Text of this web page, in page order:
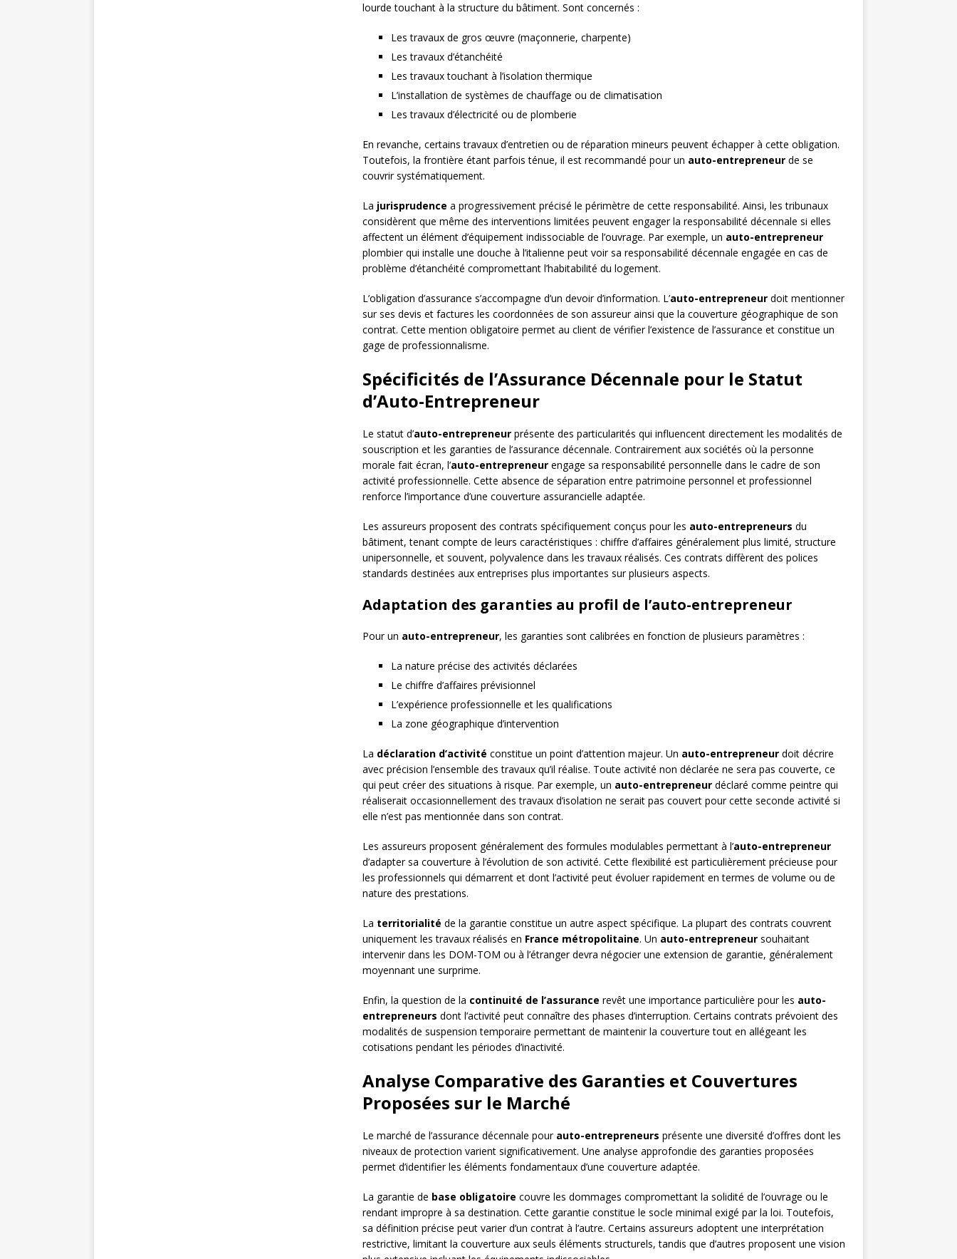
lourde touchant à la structure du bâtiment. Sont concernés :
Les travaux de gros œuvre (maçonnerie, charpente)
Les travaux d’étanchéité
Les travaux touchant à l’isolation thermique
L’installation de systèmes de chauffage ou de climatisation
Les travaux d’électricité ou de plomberie
En revanche, certains travaux d’entretien ou de réparation mineurs peuvent échapper à cette obligation.
Toutefois, la frontière étant parfois ténue, il est recommandé pour un auto-entrepreneurde se
couvrir systématiquement.
La jurisprudence a progressivement précisé le périmètre de cette responsabilité. Ainsi, les tribunaux
considèrent que même des interventions limitées peuvent engager la responsabilité décennale si elles
affectent un élément d’équipement indissociable de l’ouvrage. Par exemple, un auto-entrepreneur
plombier qui installe une douche à l’italienne peut voir sa responsabilité décennale engagée en cas de
problème d’étanchéité compromettant l’habitabilité du logement.
L’obligation d’assurance s’accompagne d’un devoir d’information. L’auto-entrepreneurdoit mentionner
sur ses devis et factures les coordonnées de son assureur ainsi que la couverture géographique de son
contrat. Cette mention obligatoire permet au client de vérifier l’existence de l’assurance et constitue un
gage de professionnalisme.
Spécificités de l’Assurance Décennale pour le Statut
d’Auto-Entrepreneur
Le statut d’auto-entrepreneurprésente des particularités qui influencent directement les modalités de
souscription et les garanties de l’assurance décennale. Contrairement aux sociétés où la personne
morale fait écran, l’auto-entrepreneurengage sa responsabilité personnelle dans le cadre de son
activité professionnelle. Cette absence de séparation entre patrimoine personnel et professionnel
renforce l’importance d’une couverture assurancielle adaptée.
Les assureurs proposent des contrats spécifiquement conçus pour les auto-entrepreneurs du
bâtiment, tenant compte de leurs caractéristiques : chiffre d’affaires généralement plus limité, structure
unipersonnelle, et souvent, polyvalence dans les travaux réalisés. Ces contrats diffèrent des polices
standards destinées aux entreprises plus importantes sur plusieurs aspects.
Adaptation des garanties au profil de l’auto-entrepreneur
Pour un auto-entrepreneur, les garanties sont calibrées en fonction de plusieurs paramètres :
La nature précise des activités déclarées
Le chiffre d’affaires prévisionnel
L’expérience professionnelle et les qualifications
La zone géographique d’intervention
La déclaration d’activité constitue un point d’attention majeur. Un auto-entrepreneurdoit décrire
avec précision l’ensemble des travaux qu’il réalise. Toute activité non déclarée ne sera pas couverte, ce
qui peut créer des situations à risque. Par exemple, un auto-entrepreneurdéclaré comme peintre qui
réaliserait occasionnellement des travaux d’isolation ne serait pas couvert pour cette seconde activité si
elle n’est pas mentionnée dans son contrat.
Les assureurs proposent généralement des formules modulables permettant à l’auto-entrepreneur
d’adapter sa couverture à l’évolution de son activité. Cette flexibilité est particulièrement précieuse pour
les professionnels qui démarrent et dont l’activité peut évoluer rapidement en termes de volume ou de
nature des prestations.
La territorialité de la garantie constitue un autre aspect spécifique. La plupart des contrats couvrent
uniquement les travaux réalisés en France métropolitaine. Un auto-entrepreneursouhaitant
intervenir dans les DOM-TOM ou à l’étranger devra négocier une extension de garantie, généralement
moyennant une surprime.
Enfin, la question de la continuité de l’assurance revêt une importance particulière pour les auto-
entrepreneurs dont l’activité peut connaître des phases d’interruption. Certains contrats prévoient des
modalités de suspension temporaire permettant de maintenir la couverture tout en allégeant les
cotisations pendant les périodes d’inactivité.
Analyse Comparative des Garanties et Couvertures
Proposées sur le Marché
Le marché de l’assurance décennale pour auto-entrepreneurs présente une diversité d’offres dont les
niveaux de protection varient significativement. Une analyse approfondie des garanties proposées
permet d’identifier les éléments fondamentaux d’une couverture adaptée.
La garantie de base obligatoire couvre les dommages compromettant la solidité de l’ouvrage ou le
rendant impropre à sa destination. Cette garantie constitue le socle minimal exigé par la loi. Toutefois,
sa définition précise peut varier d’un contrat à l’autre. Certains assureurs adoptent une interprétation
restrictive, limitant la couverture aux seuls éléments structurels, tandis que d’autres proposent une vision